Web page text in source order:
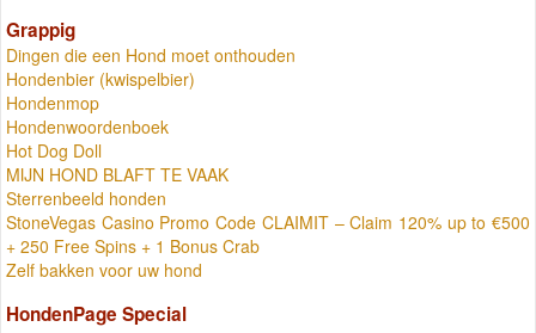
Grappig
Dingen die een Hond moet onthouden
Hondenbier (kwispelbier)
Hondenmop
Hondenwoordenboek
Hot Dog Doll
MIJN HOND BLAFT TE VAAK
Sterrenbeeld honden
StoneVegas Casino Promo Code CLAIMIT – Claim 120% up to €500
+ 250 Free Spins + 1 Bonus Crab
Zelf bakken voor uw hond
HondenPage Special